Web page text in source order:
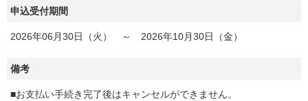
申込受付期間
2026年06月30日（火） ～ 2026年10月30日（金）
備考
■お支払い手続き完了後はキャンセルができません。